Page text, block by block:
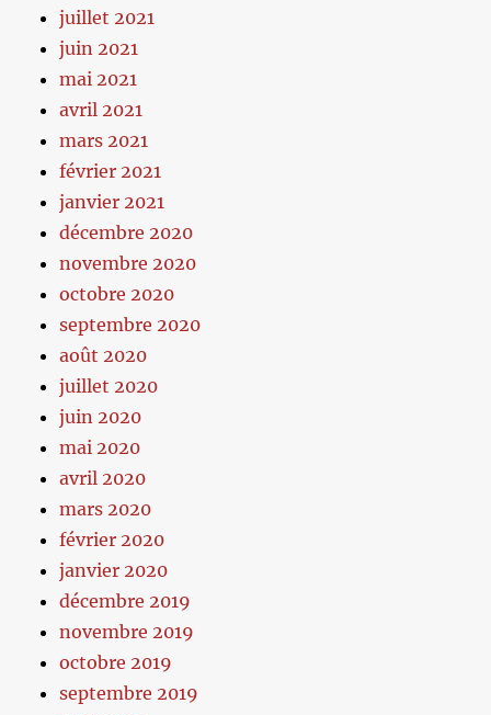
juillet 2021
juin 2021
mai 2021
avril 2021
mars 2021
février 2021
janvier 2021
décembre 2020
novembre 2020
octobre 2020
septembre 2020
août 2020
juillet 2020
juin 2020
mai 2020
avril 2020
mars 2020
février 2020
janvier 2020
décembre 2019
novembre 2019
octobre 2019
septembre 2019